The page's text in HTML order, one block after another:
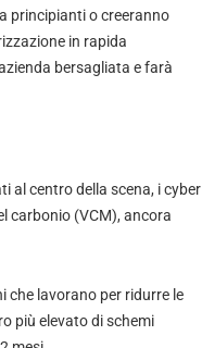
principianti o creeranno
in rapida
bersagliata e farà
al centro della scena, i cyber
carbonio (VCM), ancora
che lavorano per ridurre le
più elevato di schemi